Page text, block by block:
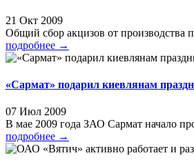
21 Окт 2009
Общий сбор акцизов от производства
подробнее →
«Сармат» подарил киевлянам
07 Июл 2009
В мае 2009 года ЗАО Сармат начало
подробнее →